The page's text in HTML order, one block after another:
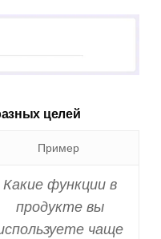
целей
Пример
Какие функции в
продукте вы
чаще